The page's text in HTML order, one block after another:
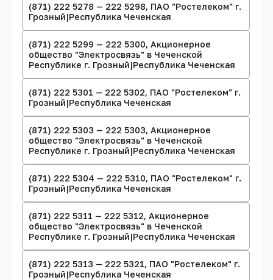
(871) 222 5278 — 222 5298, ПАО "Ростелеком" г.
Грозный|Республика Чеченская
(871) 222 5299 — 222 5300, Акционерное
общество "Электросвязь" в Чеченской
Республике г. Грозный|Республика Чеченская
(871) 222 5301 — 222 5302, ПАО "Ростелеком" г.
Грозный|Республика Чеченская
(871) 222 5303 — 222 5303, Акционерное
общество "Электросвязь" в Чеченской
Республике г. Грозный|Республика Чеченская
(871) 222 5304 — 222 5310, ПАО "Ростелеком" г.
Грозный|Республика Чеченская
(871) 222 5311 — 222 5312, Акционерное
общество "Электросвязь" в Чеченской
Республике г. Грозный|Республика Чеченская
(871) 222 5313 — 222 5321, ПАО "Ростелеком" г.
Грозный|Республика Чеченская